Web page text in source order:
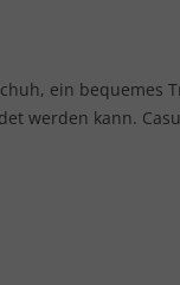
ein bequemes
werden kann.